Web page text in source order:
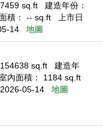
sq.ft
建造年份：
積： -- sq.ft
上市日
14
地圖
sq.ft
建造年
內面積： 1184 sq.ft
2026-05-14
地圖